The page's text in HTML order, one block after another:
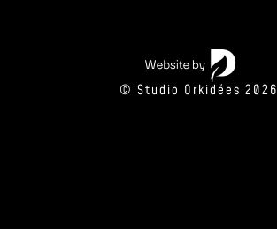
© Studio Orkidées 2026